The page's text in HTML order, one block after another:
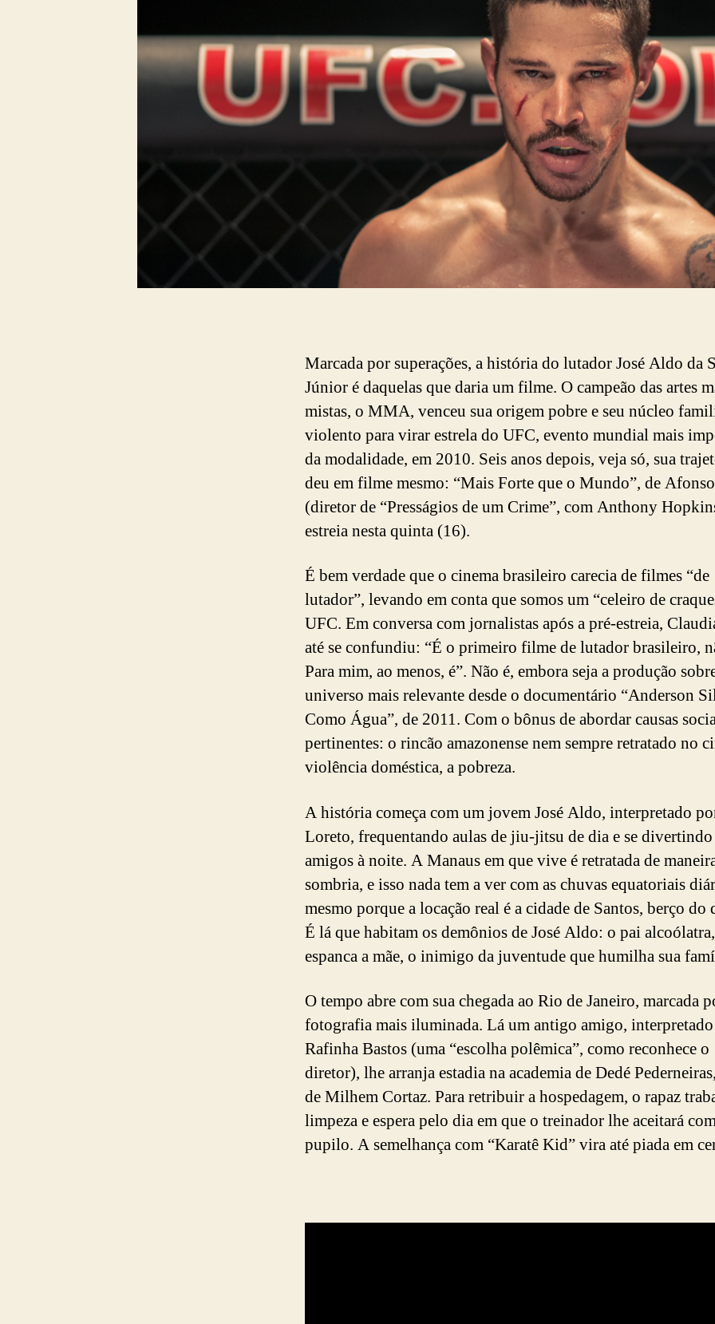
Marcada por superações, a história do lutador José Aldo da
Júnior é daquelas que daria um filme. O campeão das artes
mistas, o MMA, venceu sua origem pobre e seu núcleo
violento para virar estrela do UFC, evento mundial mais
da modalidade, em 2010. Seis anos depois, veja só, sua
deu em filme mesmo: “Mais Forte que o Mundo”, de
(diretor de “Presságios de um Crime”, com Anthony
estreia nesta quinta (16).
É bem verdade que o cinema brasileiro carecia de filmes “de
lutador”, levando em conta que somos um “celeiro de
UFC. Em conversa com jornalistas após a pré-estreia,
até se confundiu: “É o primeiro filme de lutador brasileiro,
Para mim, ao menos, é”. Não é, embora seja a produção
universo mais relevante desde o documentário “Anderson
Como Água”, de 2011. Com o bônus de abordar causas
pertinentes: o rincão amazonense nem sempre retratado no
violência doméstica, a pobreza.
A história começa com um jovem José Aldo, interpretado
Loreto, frequentando aulas de jiu-jitsu de dia e se
amigos à noite. A Manaus em que vive é retratada de
sombria, e isso nada tem a ver com as chuvas equatoriais
mesmo porque a locação real é a cidade de Santos, berço do
É lá que habitam os demônios de José Aldo: o pai
espanca a mãe, o inimigo da juventude que humilha sua
O tempo abre com sua chegada ao Rio de Janeiro, marcada
fotografia mais iluminada. Lá um antigo amigo,
Rafinha Bastos (uma “escolha polêmica”, como reconhece o
diretor), lhe arranja estadia na academia de Dedé
de Milhem Cortaz. Para retribuir a hospedagem, o rapaz
limpeza e espera pelo dia em que o treinador lhe aceitará
pupilo. A semelhança com “Karatê Kid” vira até piada em